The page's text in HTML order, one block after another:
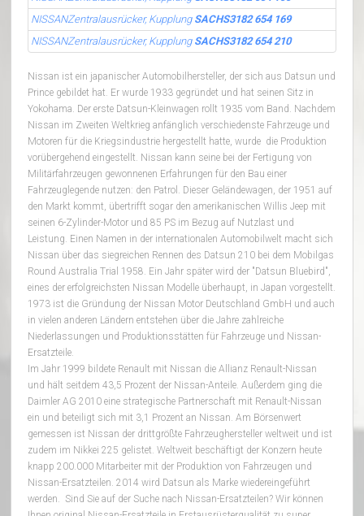
NISSANZentralausrücker, Kupplung SACHS3182 654 169
NISSANZentralausrücker, Kupplung SACHS3182 654 210
Nissan ist ein japanischer Automobilhersteller, der sich aus Datsun und
Prince gebildet hat. Er wurde 1933 gegründet und hat seinen Sitz in
Yokohama. Der erste Datsun-Kleinwagen rollt 1935 vom Band. Nachdem
Nissan im Zweiten Weltkrieg anfänglich verschiedenste Fahrzeuge und
Motoren für die Kriegsindustrie hergestellt hatte, wurde die Produktion
vorübergehend eingestellt. Nissan kann seine bei der Fertigung von
Militärfahrzeugen gewonnenen Erfahrungen für den Bau einer
Fahrzeuglegende nutzen: den Patrol. Dieser Geländewagen, der 1951 auf
den Markt kommt, übertrifft sogar den amerikanischen Willis Jeep mit
seinen 6-Zylinder-Motor und 85 PS im Bezug auf Nutzlast und
Leistung. Einen Namen in der internationalen Automobilwelt macht sich
Nissan über das siegreichen Rennen des Datsun 210 bei dem Mobilgas
Round Australia Trial 1958. Ein Jahr später wird der "Datsun Bluebird",
eines der erfolgreichsten Nissan Modelle überhaupt, in Japan vorgestellt.
1973 ist die Gründung der Nissan Motor Deutschland GmbH und auch
in vielen anderen Ländern entstehen über die Jahre zahlreiche
Niederlassungen und Produktionsstätten für Fahrzeuge und Nissan-
Ersatzteile.
Im Jahr 1999 bildete Renault mit Nissan die Allianz Renault-Nissan
und hält seitdem 43,5 Prozent der Nissan-Anteile. Außerdem ging die
Daimler AG 2010 eine strategische Partnerschaft mit Renault-Nissan
ein und beteiligt sich mit 3,1 Prozent an Nissan. Am Börsenwert
gemessen ist Nissan der drittgrößte Fahrzeughersteller weltweit und ist
zudem im Nikkei 225 gelistet. Weltweit beschäftigt der Konzern heute
knapp 200.000 Mitarbeiter mit der Produktion von Fahrzeugen und
Nissan-Ersatzteilen. 2014 wird Datsun als Marke wiedereingeführt
werden. Sind Sie auf der Suche nach Nissan-Ersatzteilen? Wir können